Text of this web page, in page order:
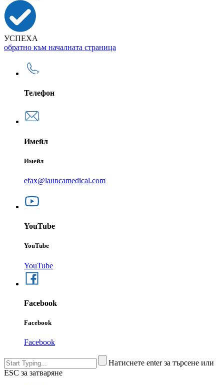
УСПЕХА
обратно към началната страница
Телефон
Имейл
Имейл
efax@launcamedical.com
YouTube
YouTube
YouTube
Facebook
Facebook
Facebook
Натиснете enter за търсене или
ESC за затваряне